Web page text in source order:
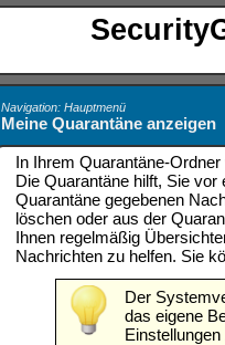
Navigation: Hauptmenü
Meine Quarantäne anzeigen
In Ihrem Quarantäne-
Die Quarantäne hilft, Sie
Quarantäne gegebenen
löschen oder aus der
Ihnen regelmäßig
Nachrichten zu helfen. Sie
Der
das eigene
Einstellungen